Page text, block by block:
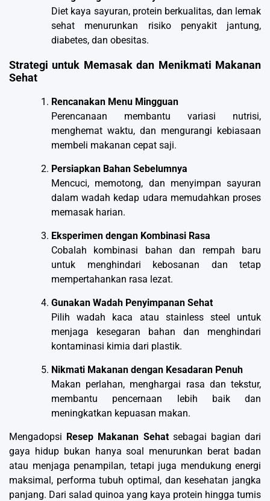
Diet kaya sayuran, protein berkualitas, dan lemak
sehat menurunkan risiko penyakit jantung,
diabetes, dan obesitas.
Strategi untuk Memasak dan Menikmati Makanan
Sehat
Rencanakan Menu Mingguan
Perencanaan membantu variasi nutrisi,
menghemat waktu, dan mengurangi kebiasaan
membeli makanan cepat saji.
Persiapkan Bahan Sebelumnya
Mencuci, memotong, dan menyimpan sayuran
dalam wadah kedap udara memudahkan proses
memasak harian.
Eksperimen dengan Kombinasi Rasa
Cobalah kombinasi bahan dan rempah baru
untuk menghindari kebosanan dan tetap
mempertahankan rasa lezat.
Gunakan Wadah Penyimpanan Sehat
Pilih wadah kaca atau stainless steel untuk
menjaga kesegaran bahan dan menghindari
kontaminasi kimia dari plastik.
Nikmati Makanan dengan Kesadaran Penuh
Makan perlahan, menghargai rasa dan tekstur,
membantu pencernaan lebih baik dan
meningkatkan kepuasan makan.
Mengadopsi Resep Makanan Sehatsebagai bagian dari
gaya hidup bukan hanya soal menurunkan berat badan
atau menjaga penampilan, tetapi juga mendukung energi
maksimal, performa tubuh optimal, dan kesehatan jangka
panjang. Dari salad quinoa yang kaya protein hingga tumis